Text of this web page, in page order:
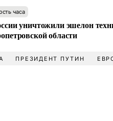
часа
уничтожили эшелон
области
ПРЕЗИДЕНТ ПУТИН